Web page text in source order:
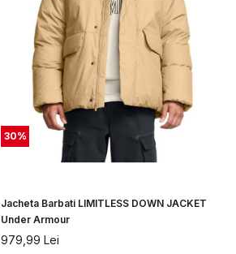
30%
Jacheta Barbati LIMITLESS DOWN JACKET
Under Armour
979,99 Lei